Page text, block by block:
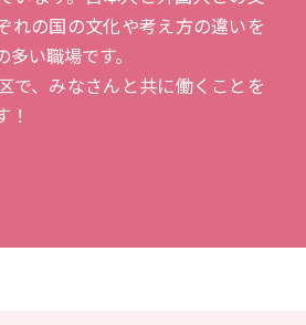
れの国の文化や考え方の違いを
い職場です。
で、みなさんと共に働くことを
！